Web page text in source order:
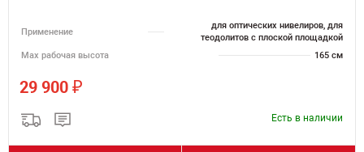
Применение
для оптических нивелиров, для
теодолитов с плоской площадкой
Мах рабочая высота
165 см
29 900 ₽
Есть в наличии